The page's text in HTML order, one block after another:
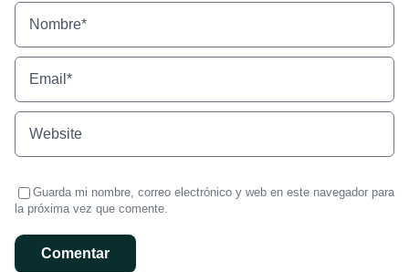
Guarda mi nombre, correo electrónico y web en este navegador para
la próxima vez que comente.